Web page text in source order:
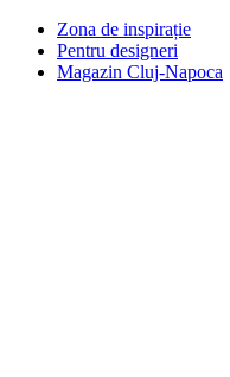
Zona de inspirație
Pentru designeri
Magazin Cluj-Napoca